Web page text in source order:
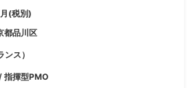
(税別)
都品川区
ス）
指揮型PMO